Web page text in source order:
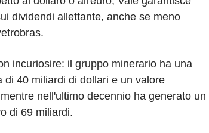
dividendi allettante, anche se meno
incuriosire: il gruppo minerario ha una
di 40 miliardi di dollari e un valore
nell'ultimo decennio ha generato un
di 69 miliardi.